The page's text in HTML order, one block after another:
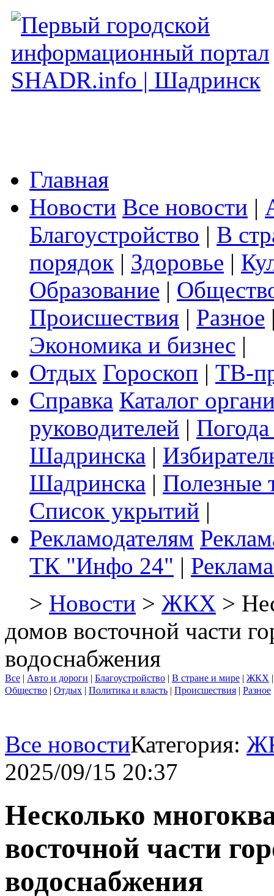
Главная
Новости Все новости |
Благоустройство | В
порядок | Здоровье |
Образование |
Происшествия | Разное
Экономика и бизнес |
Отдых Гороскоп | ТВ-
Справка Каталог
руководителей |
Шадринска |
Шадринска | Полезные
Список укрытий |
Рекламодателям
ТК "Инфо 24" |
> Новости > ЖКХ >
домов восточной части
водоснабжения
Все | Авто и дороги | Благоустройство | В стране и мире | ЖКХ
Общество | Отдых | Политика и власть | Происшествия | Разное
Все новостиКатегория:
2025/09/15 20:37
Несколько
восточной части
водоснабжения